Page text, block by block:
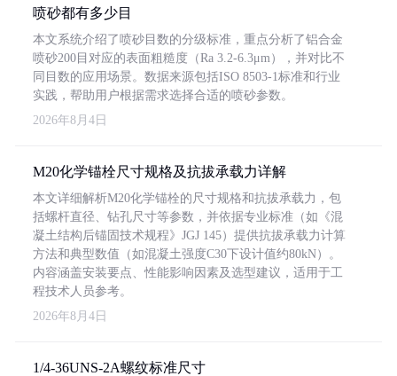
喷砂都有多少目
本文系统介绍了喷砂目数的分级标准，重点分析了铝合金
喷砂200目对应的表面粗糙度（Ra 3.2-6.3μm），并对比不
同目数的应用场景。数据来源包括ISO 8503-1标准和行业
实践，帮助用户根据需求选择合适的喷砂参数。
2026年8月4日
M20化学锚栓尺寸规格及抗拔承载力详解
本文详细解析M20化学锚栓的尺寸规格和抗拔承载力，包
括螺杆直径、钻孔尺寸等参数，并依据专业标准（如《混
凝土结构后锚固技术规程》JGJ 145）提供抗拔承载力计算
方法和典型数值（如混凝土强度C30下设计值约80kN）。
内容涵盖安装要点、性能影响因素及选型建议，适用于工
程技术人员参考。
2026年8月4日
1/4-36UNS-2A螺纹标准尺寸